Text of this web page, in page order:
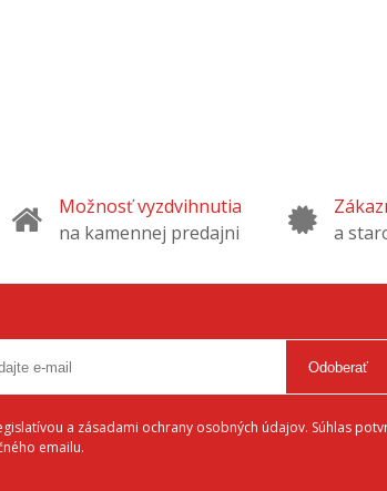
Možnosť vyzdvihnutia
na kamennej predajni
a
Odoberať
a zásadami ochrany osobných údajov. Súhlas
emailu.